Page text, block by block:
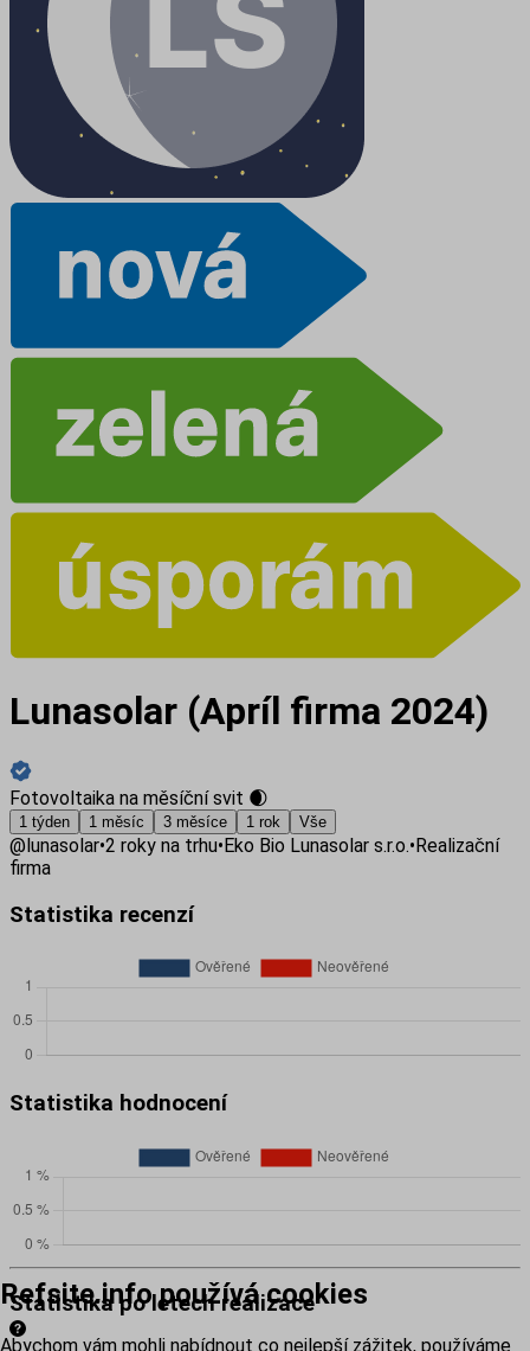
Lunasolar (Apríl firma 2024)
Fotovoltaika na měsíční svit 🌒
1 týden 1 měsíc 3 měsíce 1 rok Vše
@lunasolar•2 roky na trhu•Eko Bio Lunasolar s.r.o.•Realizační
firma
Statistika recenzí
Statistika hodnocení
Statistika po letech realizace
Refsite.info používá cookies
Abychom vám mohli nabídnout co nejlepší zážitek, používáme